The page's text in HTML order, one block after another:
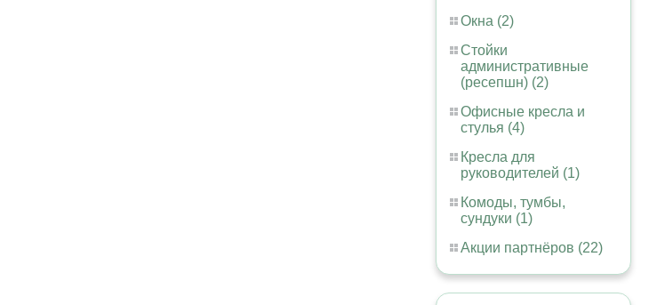
Окна (2)
Стойки
административные
(ресепшн) (2)
Офисные кресла и
стулья (4)
Кресла для
руководителей (1)
Комоды, тумбы,
сундуки (1)
Акции партнёров (22)